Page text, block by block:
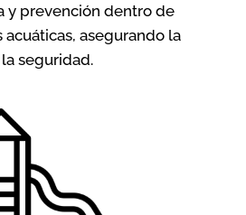
y prevención dentro de
acuáticas, asegurando la
seguridad.